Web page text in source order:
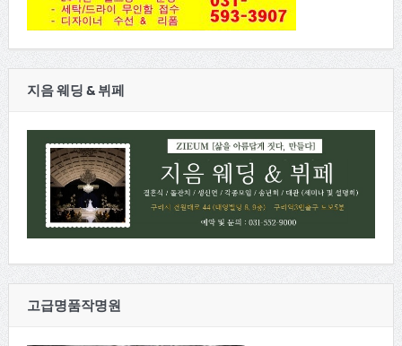
지음 웨딩 & 뷔페
고급명품작명원